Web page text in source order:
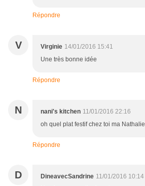
Répondre
V Virginie 14/01/2016 15:41
Une très bonne idée
Répondre
N nani's kitchen 11/01/2016 22:16
oh quel plat festif chez toi ma
Répondre
D DineavecSandrine 11/01/2016 10:14